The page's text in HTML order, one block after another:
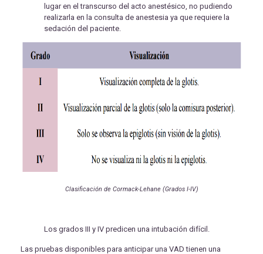
lugar en el transcurso del acto anestésico, no pudiendo
realizarla en la consulta de anestesia ya que requiere la
sedación del paciente.
Clasificación de Cormack-Lehane (Grados I-IV)
Los grados III y IV predicen una intubación difícil.
Las pruebas disponibles para anticipar una VAD tienen una